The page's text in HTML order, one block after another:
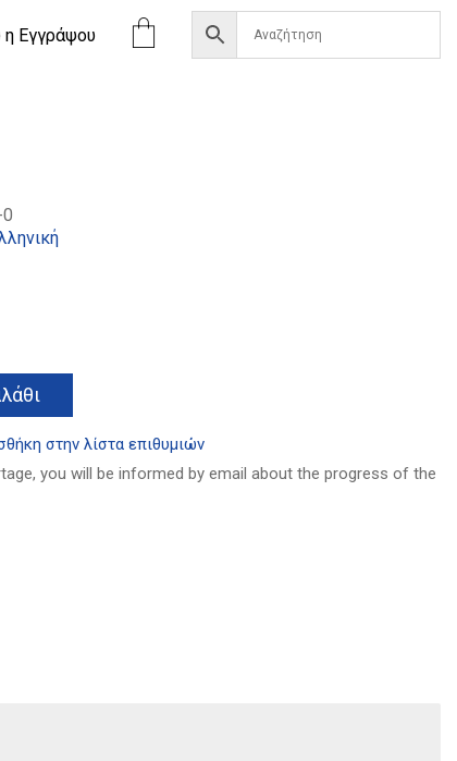
Eγγράψου
στην λίστα επιθυμιών
you will be informed by email about the progress of the